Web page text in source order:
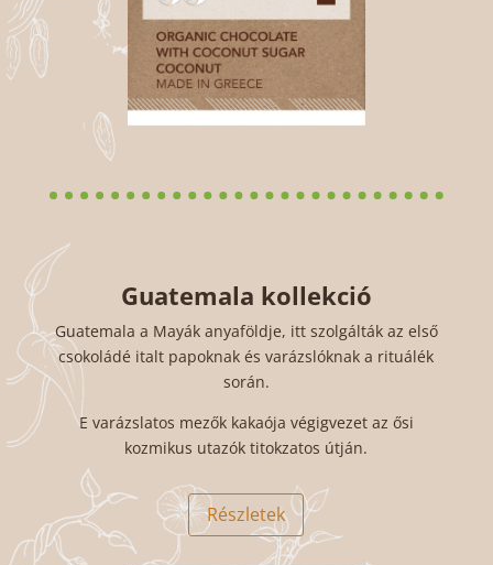
Guatemala kollekció
Guatemala a Mayák anyaföldje, itt szolgálták az első
csokoládé italt papoknak és varázslóknak a rituálék
során.
E varázslatos mezők kakaója végigvezet az ősi
kozmikus utazók titokzatos útján.
Részletek